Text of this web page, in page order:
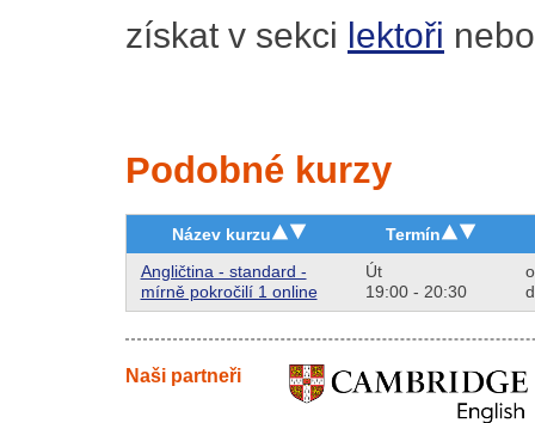
získat v sekci lektoři
Podobné kurzy
Název kurzu
Termín
Angličtina - standard -
mírně pokročilí 1 online
Út
19:00 - 20:30
Naši partneři